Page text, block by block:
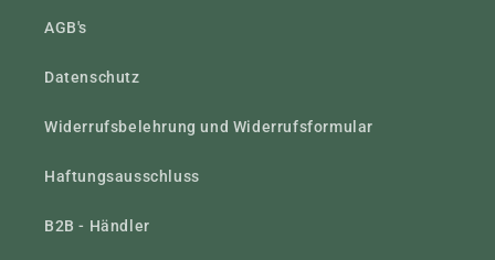
AGB's
Datenschutz
Widerrufsbelehrung und Widerrufsformular
Haftungsausschluss
B2B - Händler